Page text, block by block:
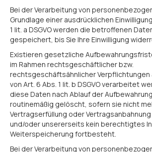
Bei der Verarbeitung von
Grundlage einer ausdrücklichen
1 lit. a DSGVO werden die betroffenen
gespeichert, bis Sie Ihre Einwilligung
Existieren gesetzliche
im Rahmen rechtsgeschäftlicher bzw.
rechtsgeschäftsähnlicher Verpflichtungen
von Art. 6 Abs. 1 lit. b DSGVO verarbeitet
diese Daten nach Ablauf der
routinemäßig gelöscht, sofern sie nicht
Vertragserfüllung oder
und/oder unsererseits kein berechtigtes
Weiterspeicherung fortbesteht.
Bei der Verarbeitung von